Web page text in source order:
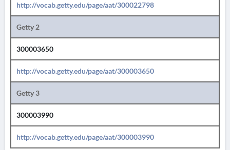
http://vocab.getty.edu/page/aat/300022798
Getty 2
300003650
http://vocab.getty.edu/page/aat/300003650
Getty 3
300003990
http://vocab.getty.edu/page/aat/300003990